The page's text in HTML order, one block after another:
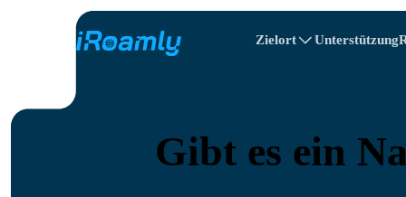
Zielort Unterstützung
Bulgarien
Gibt es ein